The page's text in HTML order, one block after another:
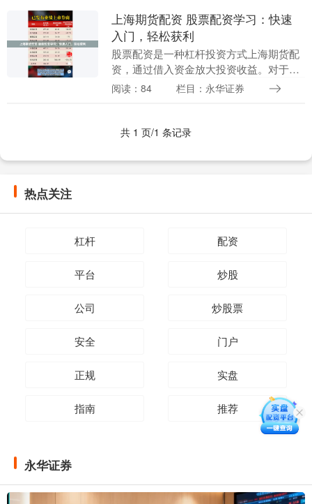
上海期货配资 股票配资学习：快速
入门，轻松获利
股票配资是一种杠杆投资方式上海期货配
资，通过借入资金放大投资收益。对于初
学者来说，学习股票配资可以帮助快速入
阅读：84 栏目：永华证券
共 1 页/1 条记录
热点关注
杠杆 配资
平台 炒股
公司 炒股票
安全 门户
正规 实盘
指南 推荐
永华证券